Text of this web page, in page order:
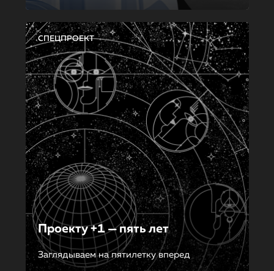
СПЕЦПРОЕКТ
Проекту +1 — пять лет
Заглядываем на пятилетку вперед